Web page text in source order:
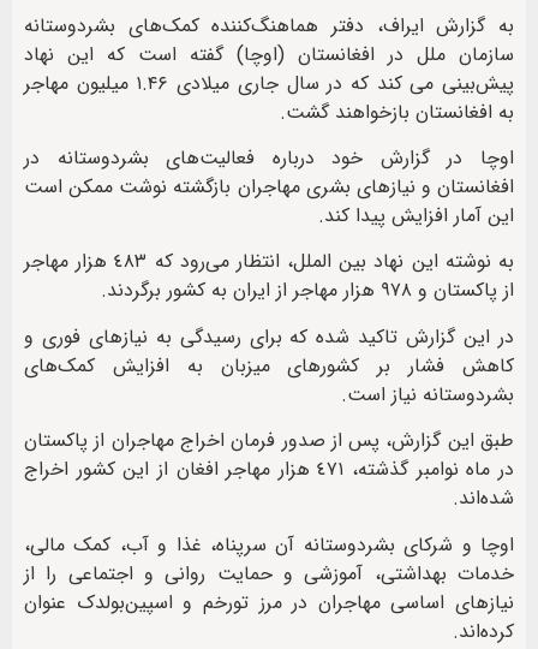
به گزارش ایراف، دفتر هماهنگ‌کننده کمک‌های بشردوستانه
سازمان ملل در افغانستان (اوچا) گفته است که این نهاد
پیش‌بینی می کند که در سال جاری میلادی ۱.۴۶ میلیون مهاجر
به افغانستان بازخواهند گشت.
اوچا در گزارش خود درباره فعالیت‌های بشردوستانه در
افغانستان و نیازهای بشری مهاجران بازگشته نوشت ممکن است
این آمار افزایش پیدا کند.
به نوشته این نهاد بین الملل، انتظار می‌رود که ٤٨٣ هزار مهاجر
از پاکستان و ٩٧٨ هزار مهاجر از ایران به کشور برگردند.
در این گزارش تاکید شده که برای رسیدگی به نیازهای فوری و
کاهش فشار بر کشورهای میزبان به افزایش کمک‌های
بشردوستانه نیاز است.
طبق این گزارش، پس از صدور فرمان اخراج مهاجران از پاکستان
در ماه نوامبر گذشته، ٤٧١ هزار مهاجر افغان از این کشور اخراج
شده‌اند.
اوچا و شرکای بشردوستانه آن سرپناه، غذا و آب، کمک مالی،
خدمات بهداشتی، آموزشی و حمایت روانی و اجتماعی را از
نیازهای اساسی مهاجران در مرز تورخم و اسپین‌بولدک عنوان
کرده‌اند.